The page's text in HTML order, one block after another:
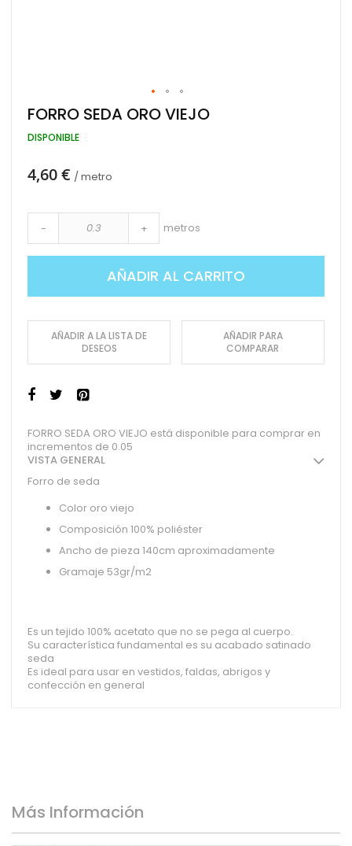
Saltar
al
comienzo
galería
FORRO SEDA ORO VIEJO
DISPONIBLE
4,60 € / metro
- + metros
AÑADIR AL CARRITO
AÑADIR A LA LISTA DE
DESEOS
AÑADIR PARA
COMPARAR
FORRO SEDA ORO VIEJO está disponible para comprar en
incrementos de 0.05
VISTA GENERAL
Forro de seda
Color oro viejo
Composición 100% poliéster
Ancho de pieza 140cm aproximadamente
Gramaje 53gr/m2
Es un tejido 100% acetato que no se pega al cuerpo.
Su característica fundamental es su acabado satinado
seda
Es ideal para usar en vestidos, faldas, abrigos y
confección en general
Más Información